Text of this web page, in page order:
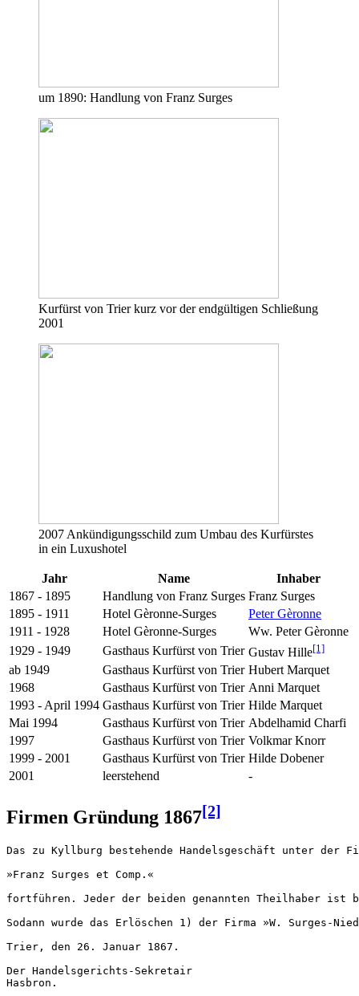
um 1890: Handlung von Franz Surges
Kurfürst von Trier kurz vor der endgültigen Schließung
2001
2007 Ankündigungsschild zum Umbau des Kurfürstes
in ein Luxushotel
Jahr Name
Inhaber
1867 - 1895
Handlung von Franz Surges Franz Surges
1895 - 1911
Hotel Gèronne-Surges
Peter Gèronne
1911 - 1928
Hotel Gèronne-Surges
Ww. Peter Gèronne
1929 - 1949
Gasthaus Kurfürst von Trier Gustav Hille[1]
ab 1949 Gasthaus Kurfürst von Trier Hubert Marquet
1968
Gasthaus Kurfürst von Trier Anni Marquet
1993 - April 1994 Gasthaus Kurfürst von Trier Hilde Marquet
Mai 1994
Gasthaus Kurfürst von Trier Abdelhamid Charfi
1997
Gasthaus Kurfürst von Trier Volkmar Knorr
1999 - 2001
Gasthaus Kurfürst von Trier Hilde Dobener
2001
leerstehend -
Firmen Gründung 1867[2]
Das zu Kyllburg bestehende Handelsgeschäft unter
»Franz Surges et Comp.«
fortführen. Jeder der beiden genannten Theilhaber ist
Sodann wurde das Erlöschen 1) der Firma »W. Surges-
Trier, den 26. Januar 1867.
Der Handelsgerichts-Sekretair
Hasbron.